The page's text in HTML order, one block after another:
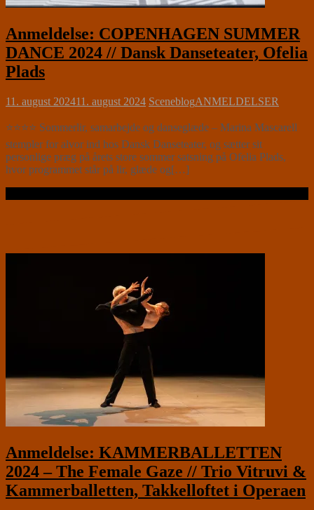
Anmeldelse: COPENHAGEN SUMMER
DANCE 2024 // Dansk Danseteater, Ofelia
Plads
11. august 202411. august 2024 SceneblogANMELDELSER
⭐⭐⭐⭐ Sommerlir, samarbejde og danseglæde – Marina Mascarell
stempler for alvor ind hos Dansk Danseteater, og sætter sit
personlige præg på årets store sommer satsning på Ofelia Plads,
hvor programmet står på lir, glæde og[…]
Anmeldelse: KAMMERBALLETTEN
2024 – The Female Gaze // Trio Vitruvi &
Kammerballetten, Takkelloftet i Operaen